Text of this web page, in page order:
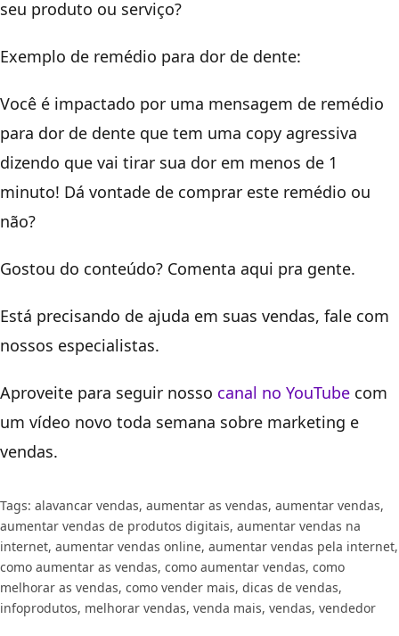
seu produto ou serviço?
Exemplo de remédio para dor de dente:
Você é impactado por uma mensagem de remédio
para dor de dente que tem uma copy agressiva
dizendo que vai tirar sua dor em menos de 1
minuto! Dá vontade de comprar este remédio ou
não?
Gostou do conteúdo? Comenta aqui pra gente.
Está precisando de ajuda em suas vendas, fale com
nossos especialistas.
Aproveite para seguir nosso canal no YouTube com
um vídeo novo toda semana sobre marketing e
vendas.
Tags: alavancar vendas, aumentar as vendas, aumentar vendas,
aumentar vendas de produtos digitais, aumentar vendas na
internet, aumentar vendas online, aumentar vendas pela internet,
como aumentar as vendas, como aumentar vendas, como
melhorar as vendas, como vender mais, dicas de vendas,
infoprodutos, melhorar vendas, venda mais, vendas, vendedor